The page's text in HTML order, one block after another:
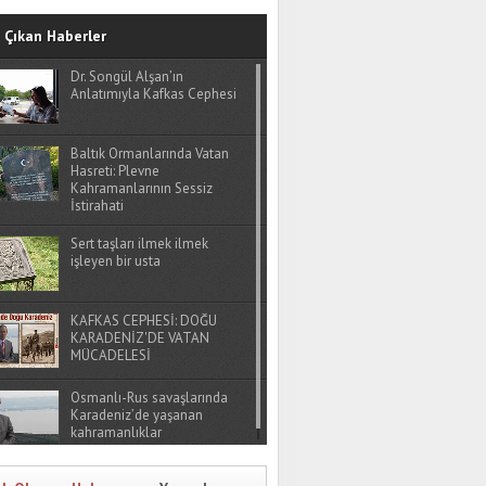
Haberler
Dr. Songül Alşan’ın
Anlatımıyla Kafkas Cephesi
Baltık Ormanlarında Vatan
Hasreti: Plevne
Kahramanlarının Sessiz
İstirahati
Sert taşları ilmek ilmek
işleyen bir usta
KAFKAS CEPHESİ: DOĞU
KARADENİZ'DE VATAN
MÜCADELESİ
Osmanlı-Rus savaşlarında
Karadeniz’de yaşanan
kahramanlıklar